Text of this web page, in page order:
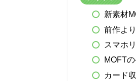
新素材
前作よ
スマホ
MOFT
カード